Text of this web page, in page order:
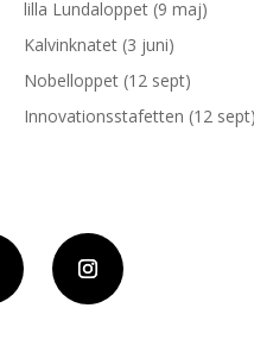
lilla Lundaloppet (9 maj)
Kalvinknatet (3 juni)
Nobelloppet (12 sept)
Innovationsstafetten (12